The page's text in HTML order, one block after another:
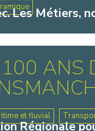
Les Métiers,
ANS
Régionale
et fluvial